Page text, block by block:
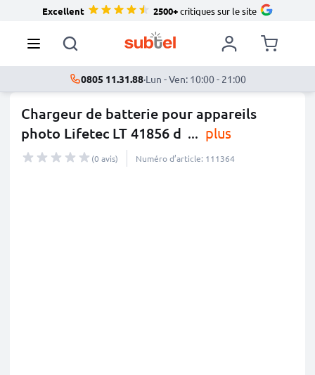
Excellent 2500+critiques sur le site
0805 11.31.88·Lun - Ven: 10:00 - 21:00
Chargeur de batterie pour appareils
photo Lifetec LT 41856 d ... plus
(0 avis) Numéro d’article: 111364